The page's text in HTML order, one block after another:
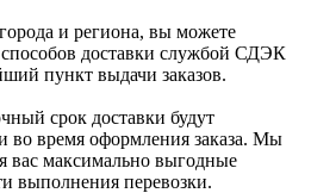
и региона, вы можете
доставки службой СДЭК
пункт выдачи заказов.
срок доставки будут
во время оформления заказа. Мы
вас максимально выгодные
выполнения перевозки.